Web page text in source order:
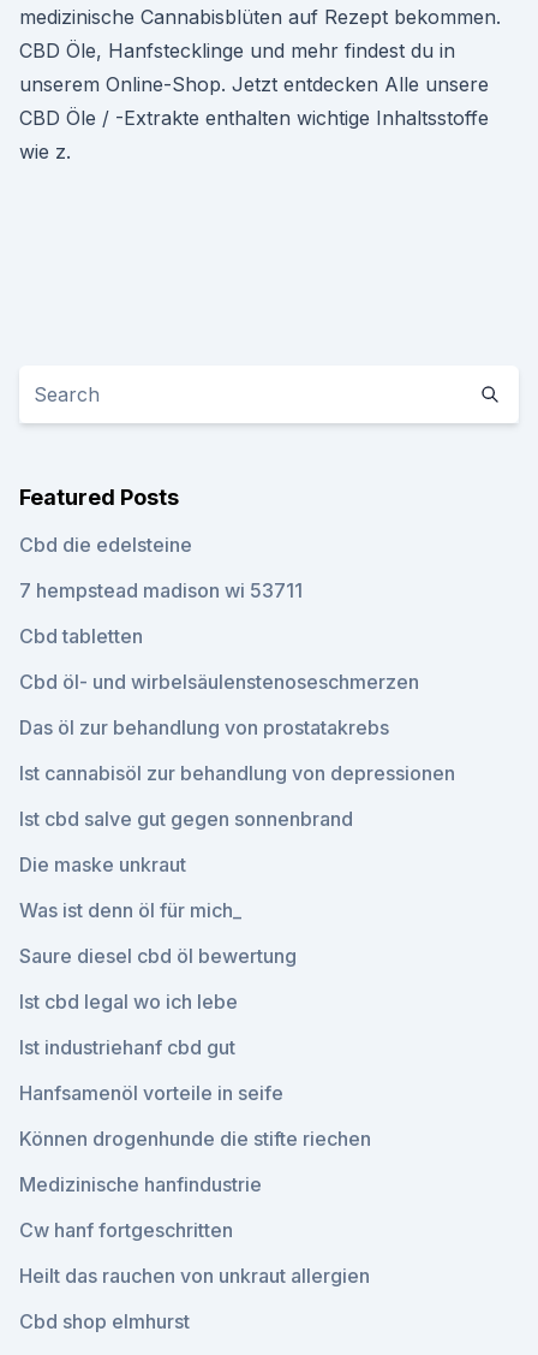
medizinische Cannabisblüten auf Rezept bekommen.
CBD Öle, Hanfstecklinge und mehr findest du in
unserem Online-Shop. Jetzt entdecken Alle unsere
CBD Öle / -Extrakte enthalten wichtige Inhaltsstoffe
wie z.
Featured Posts
Cbd die edelsteine
7 hempstead madison wi 53711
Cbd tabletten
Cbd öl- und wirbelsäulenstenoseschmerzen
Das öl zur behandlung von prostatakrebs
Ist cannabisöl zur behandlung von depressionen
Ist cbd salve gut gegen sonnenbrand
Die maske unkraut
Was ist denn öl für mich_
Saure diesel cbd öl bewertung
Ist cbd legal wo ich lebe
Ist industriehanf cbd gut
Hanfsamenöl vorteile in seife
Können drogenhunde die stifte riechen
Medizinische hanfindustrie
Cw hanf fortgeschritten
Heilt das rauchen von unkraut allergien
Cbd shop elmhurst